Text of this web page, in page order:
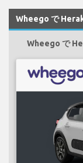
Wheego で
Wheego で